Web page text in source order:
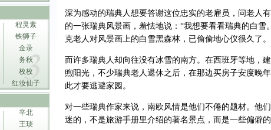
程灵素
铁狮子
金录
务秋
枚枚
红妆仙子
辛北
王琰
深为感动的瑞典人想要答谢这位忠实的老雇员，问老人
的一张瑞典风景画，羞怯地说：“我想要看看瑞典的白
克老人对风景画上的白雪黑森林，已偷偷地心仪很久了。
而许多瑞典人却向往没有冰雪的南方。在西班牙等地，
煦阳光，不少瑞典老人退休之后，在那边买房子安度晚
此才要逃避家园。
对一些瑞典作家来说，南欧风情是他们不倦的题材。他
迷的，不是旅游手册里介绍的著名景点，而是一些偏僻的